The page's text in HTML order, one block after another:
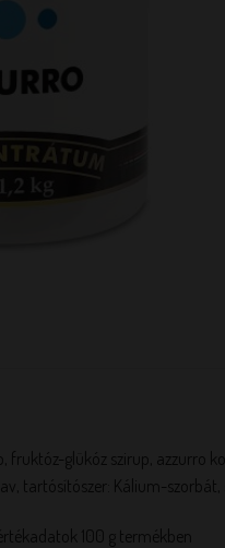
fruktóz-glükóz szirup, azzurro
tartósítószer: Kálium-szorbát,
100 g termékben